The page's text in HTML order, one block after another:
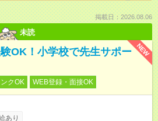
掲載日：2026.08.06
未読
NEW
OK！小学校で先生サポー
クOK WEB登録・面接OK
あり